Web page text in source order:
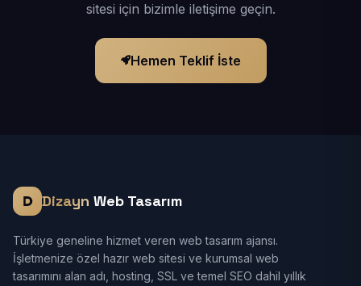
sitesi için bizimle iletişime geçin.
Hemen Teklif İste
Dizayn Web Tasarım
Türkiye geneline hizmet veren web tasarım ajansı.
İşletmenize özel hazır web sitesi ve kurumsal web
tasarımını alan adı, hosting, SSL ve temel SEO dahil yıllık